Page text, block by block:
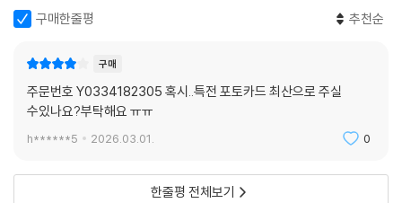
구매한줄평 추천순
구매
주문번호 Y0334182305 혹시..특전 포토카드 최산으로 주실
수있나요?부탁해요 ㅠㅠ
h******5 2026.03.01. 0
한줄평 전체보기